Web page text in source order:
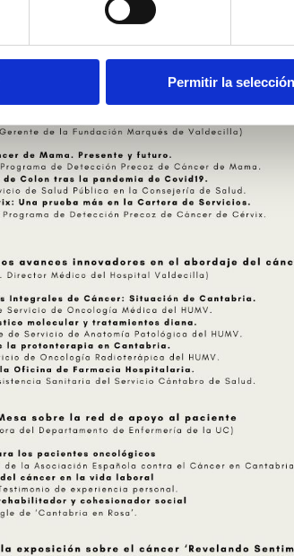
Permitir la selección